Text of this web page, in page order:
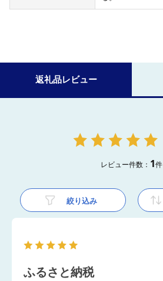
返礼品レビュー
レビュー件数： 1件
絞り込み
ふるさと納税